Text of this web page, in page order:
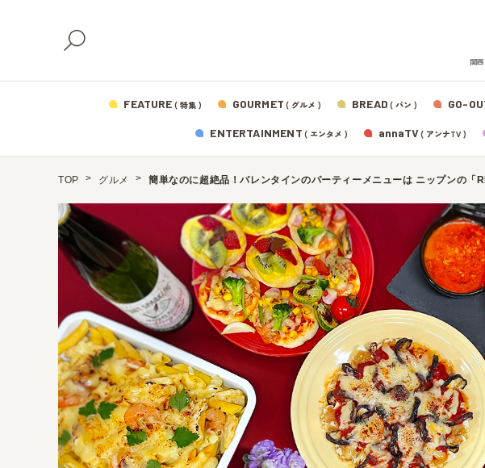
関
FEATURE ( 特集 ) GOURMET ( グルメ ) BREAD ( パン ) GO-
ENTERTAINMENT ( エンタメ ) annaTV( アンナTV )
TOP グルメ 簡単なのに超絶品！バレンタインのパーティーメニューは ニップンの「